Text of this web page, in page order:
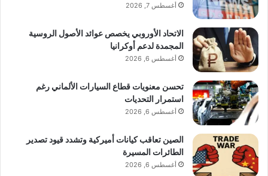
أغسطس 7, 2026
الاتحاد الأوروبي يخصص عوائد الأصول الروسية
المجمدة لدعم أوكرانيا
أغسطس 6, 2026
تحسن معنويات قطاع السيارات الألماني رغم
استمرار التحديات
أغسطس 6, 2026
الصين تعاقب كيانات أميركية وتشدد قيود تصدير
الطائرات المسيرة
أغسطس 6, 2026